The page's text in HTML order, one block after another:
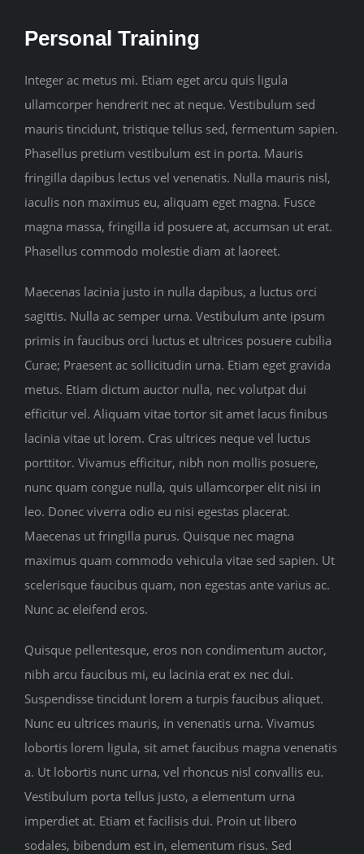
Personal Training
Integer ac metus mi. Etiam eget arcu quis ligula
ullamcorper hendrerit nec at neque. Vestibulum sed
mauris tincidunt, tristique tellus sed, fermentum sapien.
Phasellus pretium vestibulum est in porta. Mauris
fringilla dapibus lectus vel venenatis. Nulla mauris nisl,
iaculis non maximus eu, aliquam eget magna. Fusce
magna massa, fringilla id posuere at, accumsan ut erat.
Phasellus commodo molestie diam at laoreet.
Maecenas lacinia justo in nulla dapibus, a luctus orci
sagittis. Nulla ac semper urna. Vestibulum ante ipsum
primis in faucibus orci luctus et ultrices posuere cubilia
Curae; Praesent ac sollicitudin urna. Etiam eget gravida
metus. Etiam dictum auctor nulla, nec volutpat dui
efficitur vel. Aliquam vitae tortor sit amet lacus finibus
lacinia vitae ut lorem. Cras ultrices neque vel luctus
porttitor. Vivamus efficitur, nibh non mollis posuere,
nunc quam congue nulla, quis ullamcorper elit nisi in
leo. Donec viverra odio eu nisi egestas placerat.
Maecenas ut fringilla purus. Quisque nec magna
maximus quam commodo vehicula vitae sed sapien. Ut
scelerisque faucibus quam, non egestas ante varius ac.
Nunc ac eleifend eros.
Quisque pellentesque, eros non condimentum auctor,
nibh arcu faucibus mi, eu lacinia erat ex nec dui.
Suspendisse tincidunt lorem a turpis faucibus aliquet.
Nunc eu ultrices mauris, in venenatis urna. Vivamus
lobortis lorem ligula, sit amet faucibus magna venenatis
a. Ut lobortis nunc urna, vel rhoncus nisl convallis eu.
Vestibulum porta tellus justo, a elementum urna
imperdiet at. Etiam et facilisis dui. Proin ut libero
sodales, bibendum est in, elementum risus. Sed